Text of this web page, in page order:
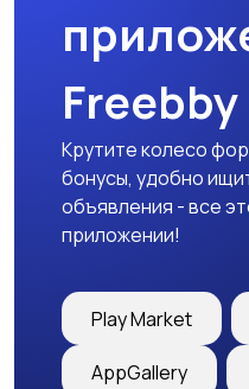
Образование и наука
закупки
Freebby
Крутите колесо
бонусы, удобно
объявления - все
приложении!
Play Market
AppGallery